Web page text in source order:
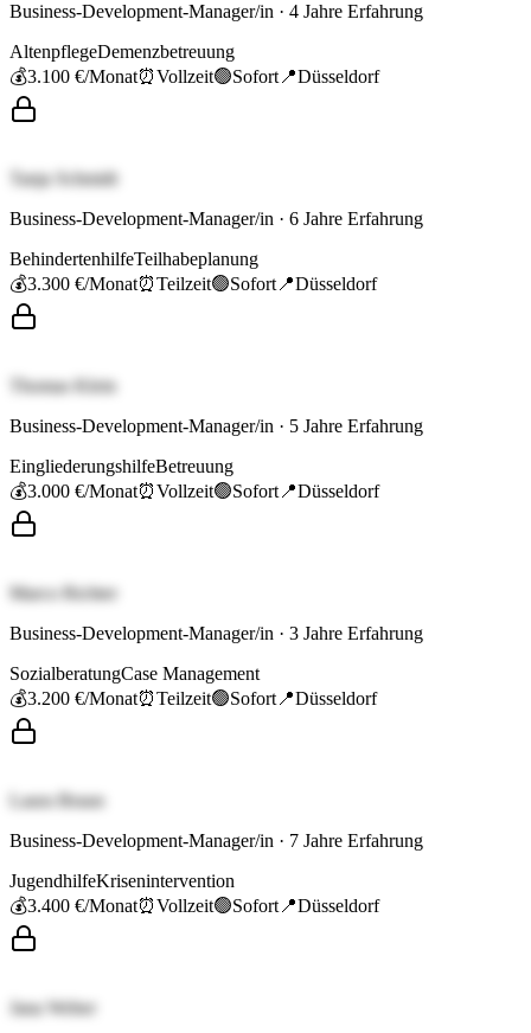
Business-Development-Manager/in · 4 Jahre Erfahrung
AltenpflegeDemenzbetreuung
💰3.100 €/Monat⏰Vollzeit🟢Sofort 📍Düsseldorf
Tanja Schmidt
Business-Development-Manager/in · 6 Jahre Erfahrung
BehindertenhilfeTeilhabeplanung
💰3.300 €/Monat⏰Teilzeit🟢Sofort 📍Düsseldorf
Thomas Klein
Business-Development-Manager/in · 5 Jahre Erfahrung
EingliederungshilfeBetreuung
💰3.000 €/Monat⏰Vollzeit🟢Sofort 📍Düsseldorf
Marco Richter
Business-Development-Manager/in · 3 Jahre Erfahrung
SozialberatungCase Management
💰3.200 €/Monat⏰Teilzeit🟢Sofort 📍Düsseldorf
Laura Braun
Business-Development-Manager/in · 7 Jahre Erfahrung
JugendhilfeKrisenintervention
💰3.400 €/Monat⏰Vollzeit🟢Sofort 📍Düsseldorf
Jana Weber